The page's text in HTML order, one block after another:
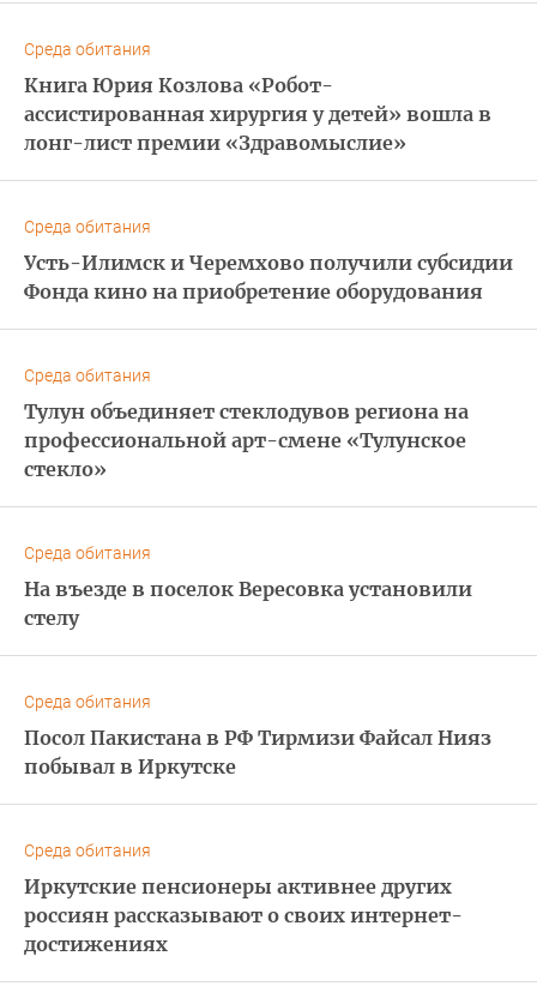
Среда обитания
Книга Юрия Козлова «Робот-
ассистированная хирургия у детей» вошла в
лонг-лист премии «Здравомыслие»
Среда обитания
Усть-Илимск и Черемхово получили субсидии
Фонда кино на приобретение оборудования
Среда обитания
Тулун объединяет стеклодувов региона на
профессиональной арт-смене «Тулунское
стекло»
Среда обитания
На въезде в поселок Вересовка установили
стелу
Среда обитания
Посол Пакистана в РФ Тирмизи Файсал Нияз
побывал в Иркутске
Среда обитания
Иркутские пенсионеры активнее других
россиян рассказывают о своих интернет-
достижениях